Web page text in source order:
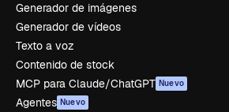
Generador de imágenes
Generador de vídeos
Texto a voz
Contenido de stock
MCP para Claude/ChatGPT Nuevo
Agentes Nuevo